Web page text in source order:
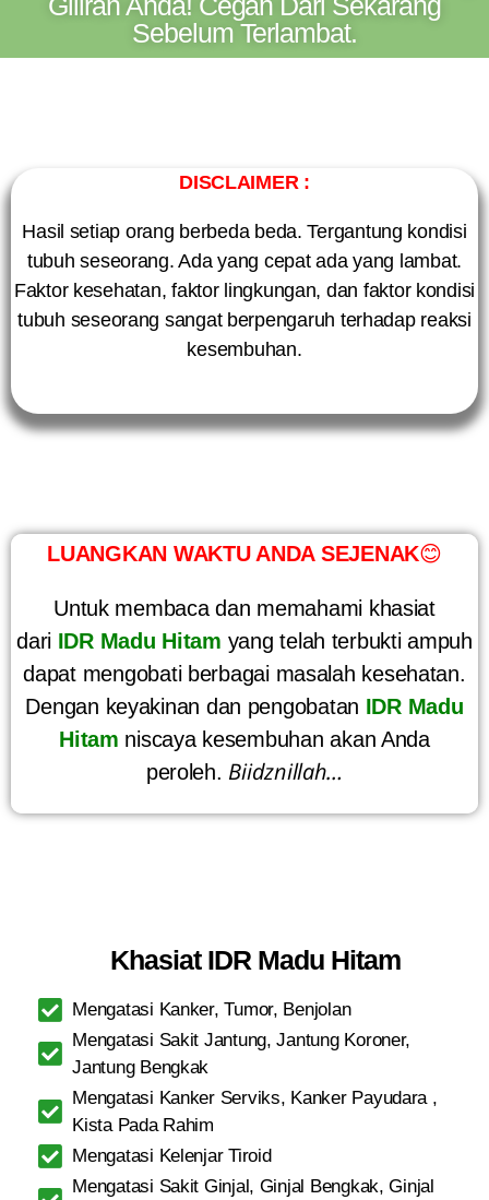
Sebelum Terlambat.
DISCLAIMER :
Hasil setiap orang berbeda beda. Tergantung kondisi
tubuh seseorang. Ada yang cepat ada yang lambat.
Faktor kesehatan, faktor lingkungan, dan faktor kondisi
tubuh seseorang sangat berpengaruh terhadap reaksi
kesembuhan.
LUANGKAN WAKTU ANDA SEJENAK😊
Untuk membaca dan memahami khasiat
dari IDR Madu Hitam yang telah terbukti ampuh
dapat mengobati berbagai masalah kesehatan.
Dengan keyakinan dan pengobatan IDR Madu
Hitam niscaya kesembuhan akan Anda
peroleh. Biidznillah…
Khasiat IDR Madu Hitam
Mengatasi Kanker, Tumor, Benjolan
Mengatasi Sakit Jantung, Jantung Koroner,
Jantung Bengkak
Mengatasi Kanker Serviks, Kanker Payudara ,
Kista Pada Rahim
Mengatasi Kelenjar Tiroid
Mengatasi Sakit Ginjal, Ginjal Bengkak, Ginjal